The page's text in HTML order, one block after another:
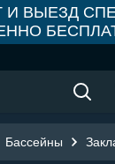
И ВЫЕЗД
Бассейны